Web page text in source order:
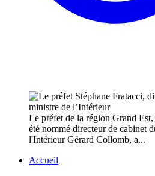
Le préfet de la région Grand Est,
été nommé directeur de cabinet
l'Intérieur Gérard Collomb, a...
Accueil